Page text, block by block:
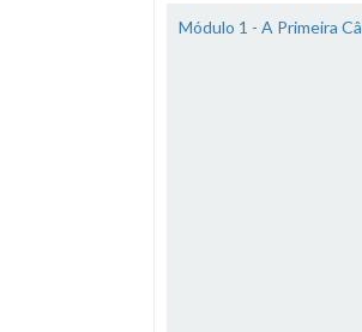
Módulo 1 - A Primeira